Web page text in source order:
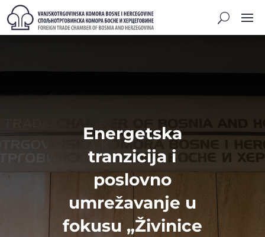
Energetska
tranzicija i
poslovno
umrežavanje u
fokusu „Živinice